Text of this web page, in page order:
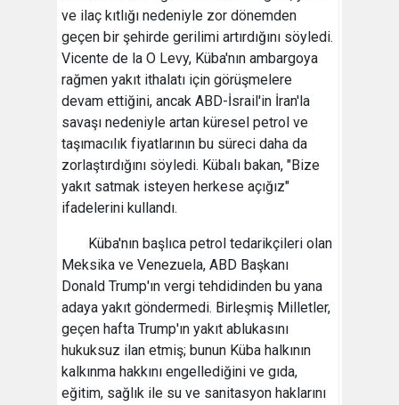
ve ilaç kıtlığı nedeniyle zor dönemden
geçen bir şehirde gerilimi artırdığını söyledi.
Vicente de la O Levy, Küba'nın ambargoya
rağmen yakıt ithalatı için görüşmelere
devam ettiğini, ancak ABD-İsrail'in İran'la
savaşı nedeniyle artan küresel petrol ve
taşımacılık fiyatlarının bu süreci daha da
zorlaştırdığını söyledi. Kübalı bakan, "Bize
yakıt satmak isteyen herkese açığız"
ifadelerini kullandı.
Küba'nın başlıca petrol tedarikçileri olan
Meksika ve Venezuela, ABD Başkanı
Donald Trump'ın vergi tehdidinden bu yana
adaya yakıt göndermedi. Birleşmiş Milletler,
geçen hafta Trump'ın yakıt ablukasını
hukuksuz ilan etmiş; bunun Küba halkının
kalkınma hakkını engellediğini ve gıda,
eğitim, sağlık ile su ve sanitasyon haklarını